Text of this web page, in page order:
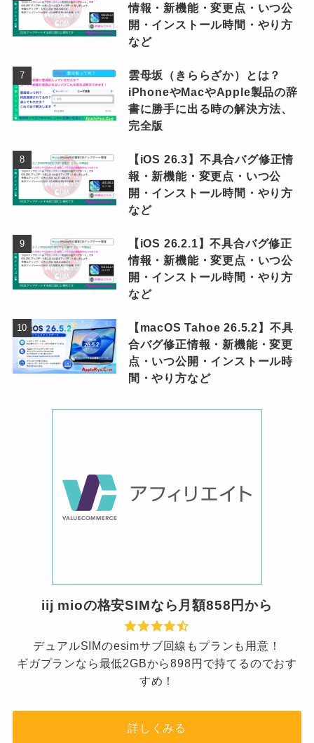
情報・新機能・変更点・いつ公
開・インストール時間・やり方
など
雲母坂（きららざか）とは？
iPhoneやMacやApple製品の辞
書に勝手に出る時の解決方法、
完全版
【iOS 26.3】不具合バグ修正情
報・新機能・変更点・いつ公
開・インストール時間・やり方
など
【iOS 26.2.1】不具合バグ修正
情報・新機能・変更点・いつ公
開・インストール時間・やり方
など
【macOS Tahoe 26.5.2】不具
合バグ修正情報・新機能・変更
点・いつ公開・インストール時
間・やり方など
iij mioの格安SIMなら月額858円から
デュアルSIMのesimサブ回線もプランも用意！
ギガプランなら最低2GBから898円で持てるのでおす
すめ！
詳しくみる